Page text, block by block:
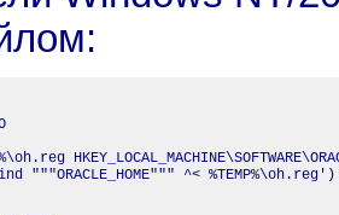
"""ORACLE_HOME""" ^<